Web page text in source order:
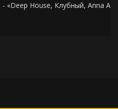
«Deep House, Клубный, Anna